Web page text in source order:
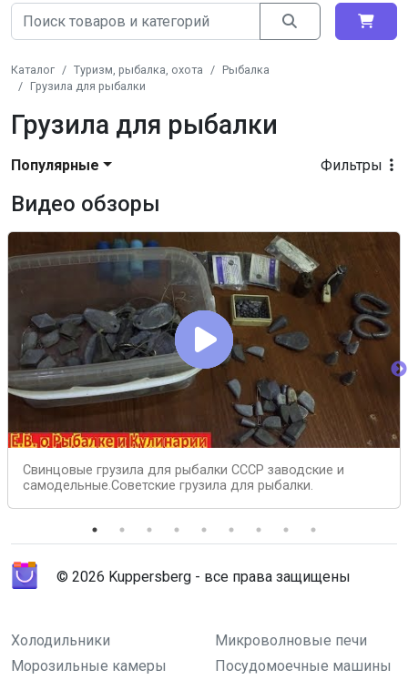
Каталог Туризм, рыбалка, охота
Рыбалка
Грузила для рыбалки
Грузила для рыбалки
Фильтры
Популярные
Видео обзоры
Свинцовые грузила для рыбалки СССР заводские и
самодельные.Советские грузила для рыбалки.
© 2026 Kuppersberg - все права защищены
Холодильники
Микроволновые печи
Морозильные камеры
Посудомоечные машины